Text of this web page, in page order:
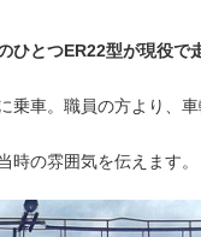
ひとつER22型が現役で
乗車。職員の方より、
時の雰囲気を伝えます。